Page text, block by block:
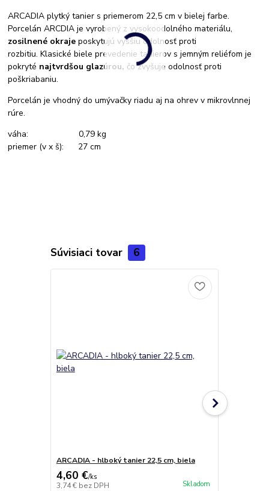
ARCADIA plytký tanier s priemerom 22,5 cm v bielej farbe.
Porcelán ARCDIA je vyrobený z vysokoodolného materiálu,
zosilnené okraje poskytujú vyššiu odolnosť proti
rozbitiu. Klasické biele prevedenie tanierov s jemným reliéfom je
pokryté najtvrdšou glazúrou, čo zvyšuje odolnosť proti
poškriabaniu.
Porcelán je vhodný do umývačky riadu aj na ohrev v mikrovlnnej
rúre.
váha: 0,79 kg
priemer (v x š): 27 cm
Súvisiaci tovar 6
ARCADIA - hlboký tanier 22,5 cm, biela
4,60 €/ks
3,74 € bez DPH Skladom